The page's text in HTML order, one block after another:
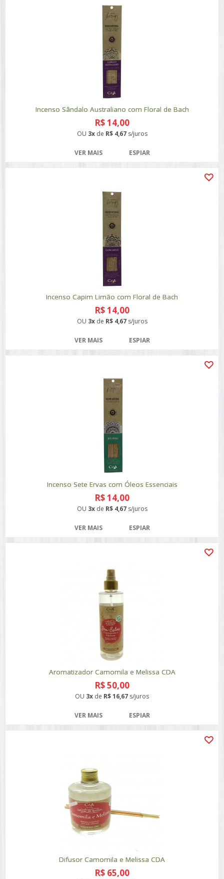
Incenso Sândalo Australiano com Floral de Bach
R$ 14,00
OU 3xde R$ 4,67s/juros
VER MAIS ESPIAR
Incenso Capim Limão com Floral de Bach
R$ 14,00
OU 3xde R$ 4,67s/juros
VER MAIS ESPIAR
Incenso Sete Ervas com Óleos Essenciais
R$ 14,00
OU 3xde R$ 4,67s/juros
VER MAIS ESPIAR
Aromatizador Camomila e Melissa CDA
R$ 50,00
OU 3x de R$ 16,67 s/juros
VER MAIS ESPIAR
Difusor Camomila e Melissa CDA
R$ 65,00